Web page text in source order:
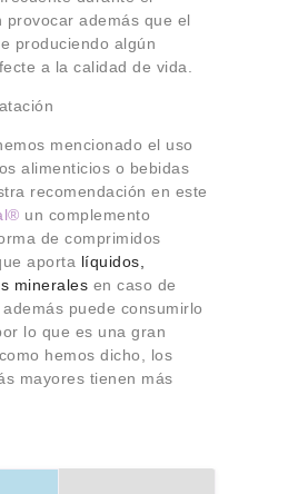
provocar además que el
produciendo algún
a la calidad de vida.
mencionado el uso
alimenticios o bebidas
recomendación en este
un complemento
de comprimidos
aporta líquidos,
minerales en caso de
además puede consumirlo
lo que es una gran
hemos dicho, los
mayores tienen más